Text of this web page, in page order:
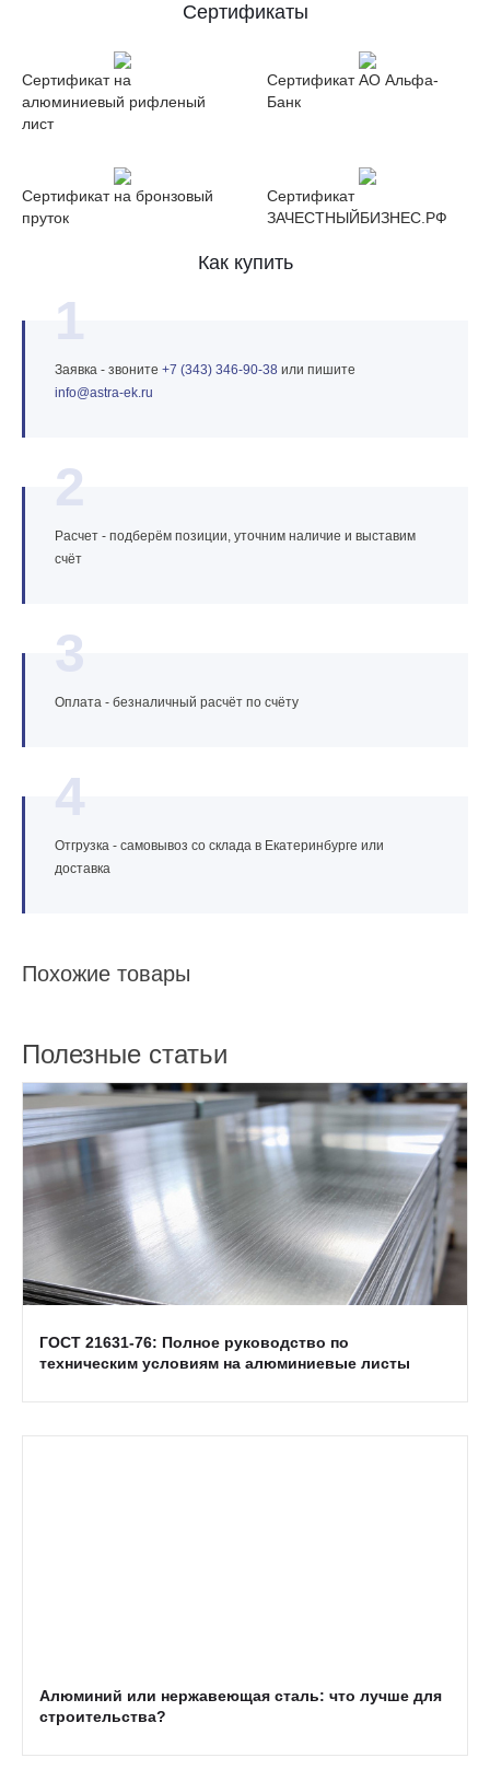
Сертификаты
Сертификат на
алюминиевый рифленый
лист
Сертификат АО Альфа-
Банк
Сертификат на бронзовый
пруток
Сертификат
ЗАЧЕСТНЫЙБИЗНЕС.РФ
Как купить
1
Заявка - звоните +7 (343) 346‑90‑38 или пишите
info@astra‑ek.ru
2
Расчет - подберём позиции, уточним наличие и выставим
счёт
3
Оплата - безналичный расчёт по счёту
4
Отгрузка - самовывоз со склада в Екатеринбурге или
доставка
Похожие товары
Полезные статьи
ГОСТ 21631-76: Полное руководство по
техническим условиям на алюминиевые листы
Алюминий или нержавеющая сталь: что лучше для
строительства?